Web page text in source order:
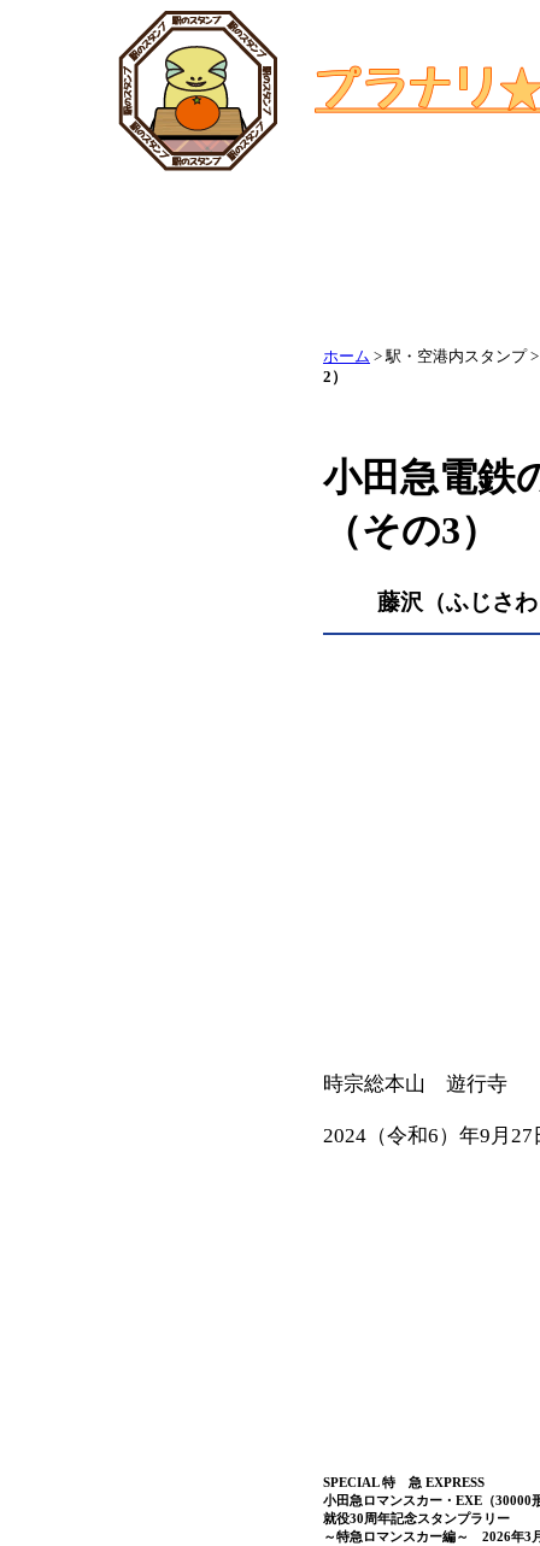
ホーム > 駅・空港内スタンプ
2）
小田急電鉄
（その3）
藤沢（ふじさ
時宗総本山 遊行寺
2024（令和6）年9月27
SPECIAL 特 急 EXPRESS
小田急ロマンスカー・EXE（30000
就役30周年記念スタンプラリー
～特急ロマンスカー編～ 2026年3